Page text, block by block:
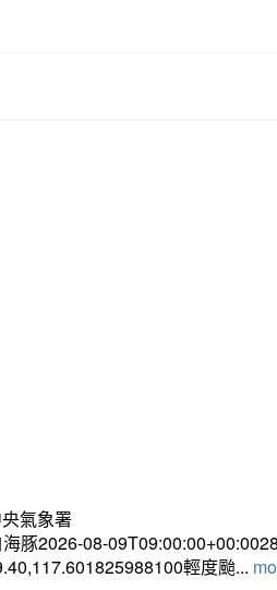
氣象署
豚2026-08-
輕度颱...